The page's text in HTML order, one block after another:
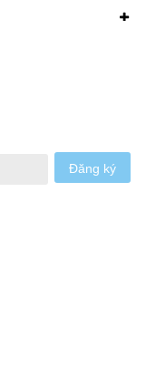
Đăng ký